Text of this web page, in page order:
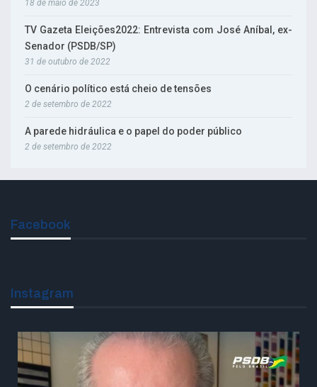
18 de maio de 2023
TV Gazeta Eleições2022: Entrevista com José Aníbal, ex-
Senador (PSDB/SP)
31 de outubro de 2022
O cenário político está cheio de tensões
2 de setembro de 2022
A parede hidráulica e o papel do poder público
2 de setembro de 2022
Facebook
Instagram